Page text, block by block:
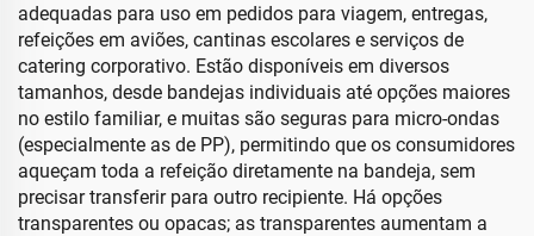
adequadas para uso em pedidos para viagem, entregas,
refeições em aviões, cantinas escolares e serviços de
catering corporativo. Estão disponíveis em diversos
tamanhos, desde bandejas individuais até opções maiores
no estilo familiar, e muitas são seguras para micro-ondas
(especialmente as de PP), permitindo que os consumidores
aqueçam toda a refeição diretamente na bandeja, sem
precisar transferir para outro recipiente. Há opções
transparentes ou opacas; as transparentes aumentam a